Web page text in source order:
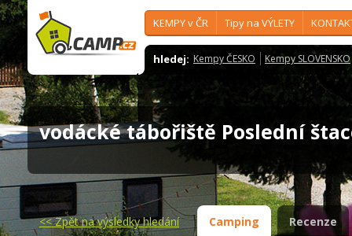
KEMPY v ČR Tipy na VÝLETY
hledej: Kempy ČESKO Kempy SLOVENSKO
vodácké tábořiště Poslední
<<Zpět na výsledky hledání Camping Recenze